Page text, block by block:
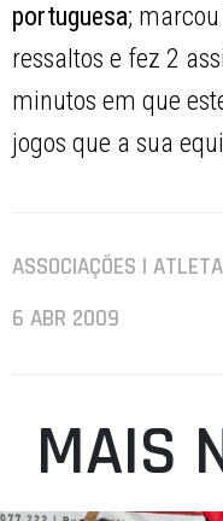
portuguesa;
ressaltos e fez 2
minutos em que
jogos que a sua
ASSOCIAÇÕES |
6 ABR 2009
MAIS